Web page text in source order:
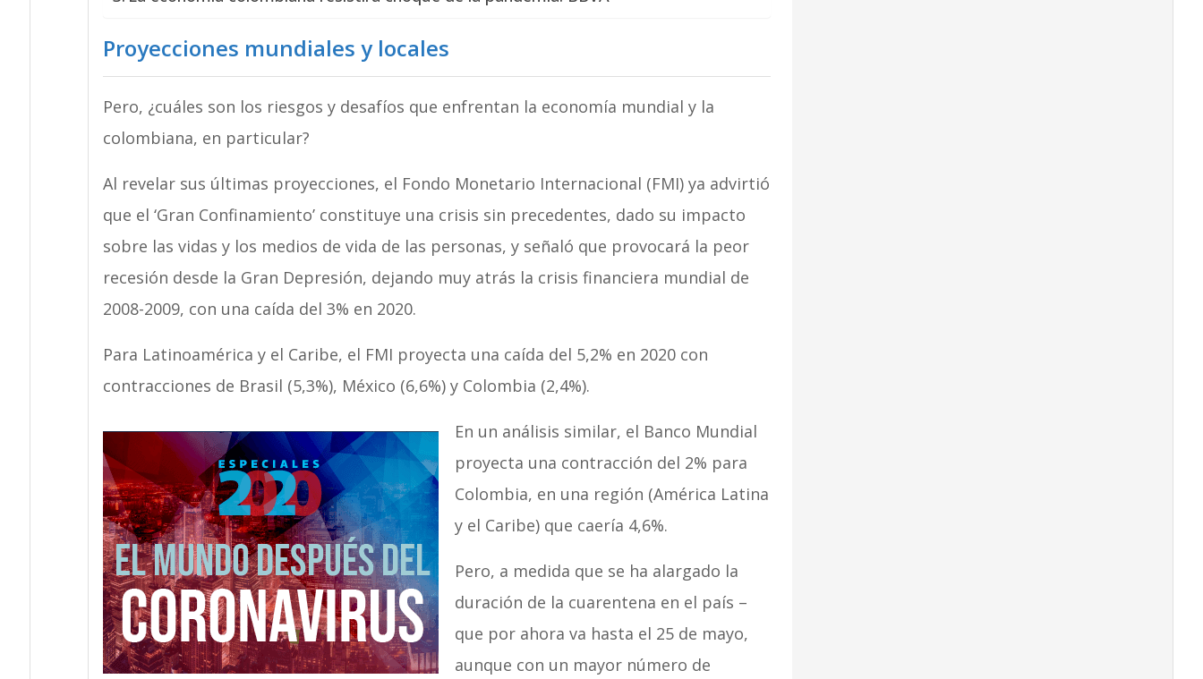
Proyecciones mundiales y locales
Pero, ¿cuáles son los riesgos y desafíos que enfrentan la economía mundial y la
colombiana, en particular?
Al revelar sus últimas proyecciones, el Fondo Monetario Internacional (FMI) ya advirtió
que el ‘Gran Confinamiento’ constituye una crisis sin precedentes, dado su impacto
sobre las vidas y los medios de vida de las personas, y señaló que provocará la peor
recesión desde la Gran Depresión, dejando muy atrás la crisis financiera mundial de
2008-2009, con una caída del 3% en 2020.
Para Latinoamérica y el Caribe, el FMI proyecta una caída del 5,2% en 2020 con
contracciones de Brasil (5,3%), México (6,6%) y Colombia (2,4%).
En un análisis similar, el Banco Mundial
proyecta una contracción del 2% para
Colombia, en una región (América Latina
y el Caribe) que caería 4,6%.
Pero, a medida que se ha alargado la
duración de la cuarentena en el país –
que por ahora va hasta el 25 de mayo,
aunque con un mayor número de